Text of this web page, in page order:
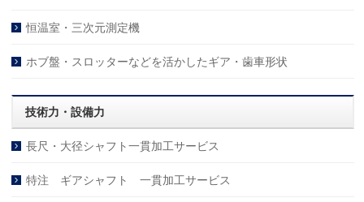
恒温室・三次元測定機
ホブ盤・スロッターなどを活かしたギア・歯車形状
技術力・設備力
長尺・大径シャフト一貫加工サービス
特注 ギアシャフト 一貫加工サービス